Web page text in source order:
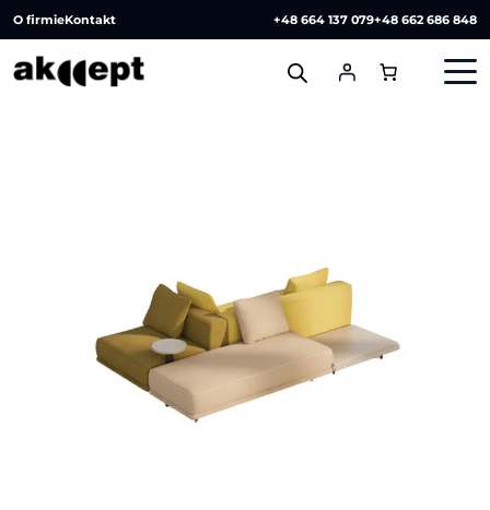
O firmieKontakt +48 664 137 079+48 662 686 848